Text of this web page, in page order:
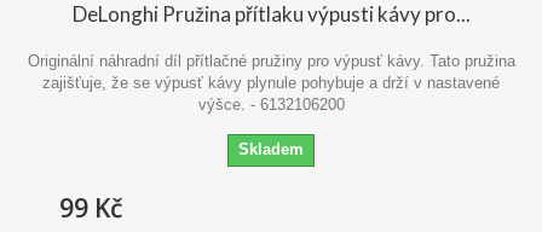
DeLonghi Pružina přítlaku výpusti kávy pro...
Originální náhradní díl přítlačné pružiny pro výpusť kávy. Tato pružina
zajišťuje, že se výpusť kávy plynule pohybuje a drží v nastavené
výšce. - 6132106200
Skladem
99 Kč